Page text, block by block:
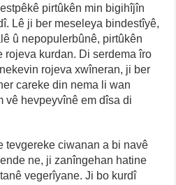
pirtûkên min bigihîjîn
Lê ji ber meseleya bindestîyê,
û nepopulerbûnê, pirtûkên
rojeva kurdan. Di serdema îro
rojeva xwîneran, ji ber
careke din nema li wan
vê hevpeyvînê em dîsa di
tevgereke ciwanan a bi navê
ne, ji zanîngehan hatine
vegerîyane. Ji bo kurdî